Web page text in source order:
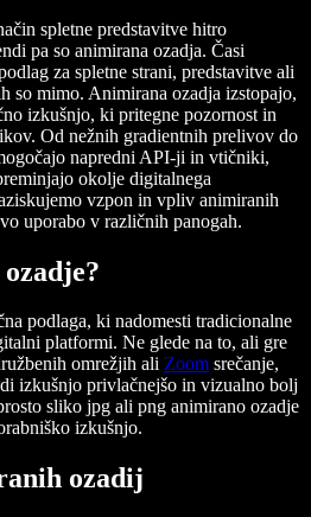
spletne predstavitve hitro
pa so animirana ozadja. Časi
za spletne strani, predstavitve ali
so mimo. Animirana ozadja izstopajo,
izkušnjo, ki pritegne pozornost in
Od nežnih gradientnih prelivov do
napredni API-ji in vtičniki,
okolje digitalnega
vzpon in vpliv animiranih
uporabo v različnih panogah.
podlaga, ki nadomesti tradicionalne
platformi. Ne glede na to, ali gre
omrežjih ali Zoom srečanje,
izkušnjo privlačnejšo in vizualno bolj
sliko jpg ali png animirano ozadje
izkušnjo.
ozadij